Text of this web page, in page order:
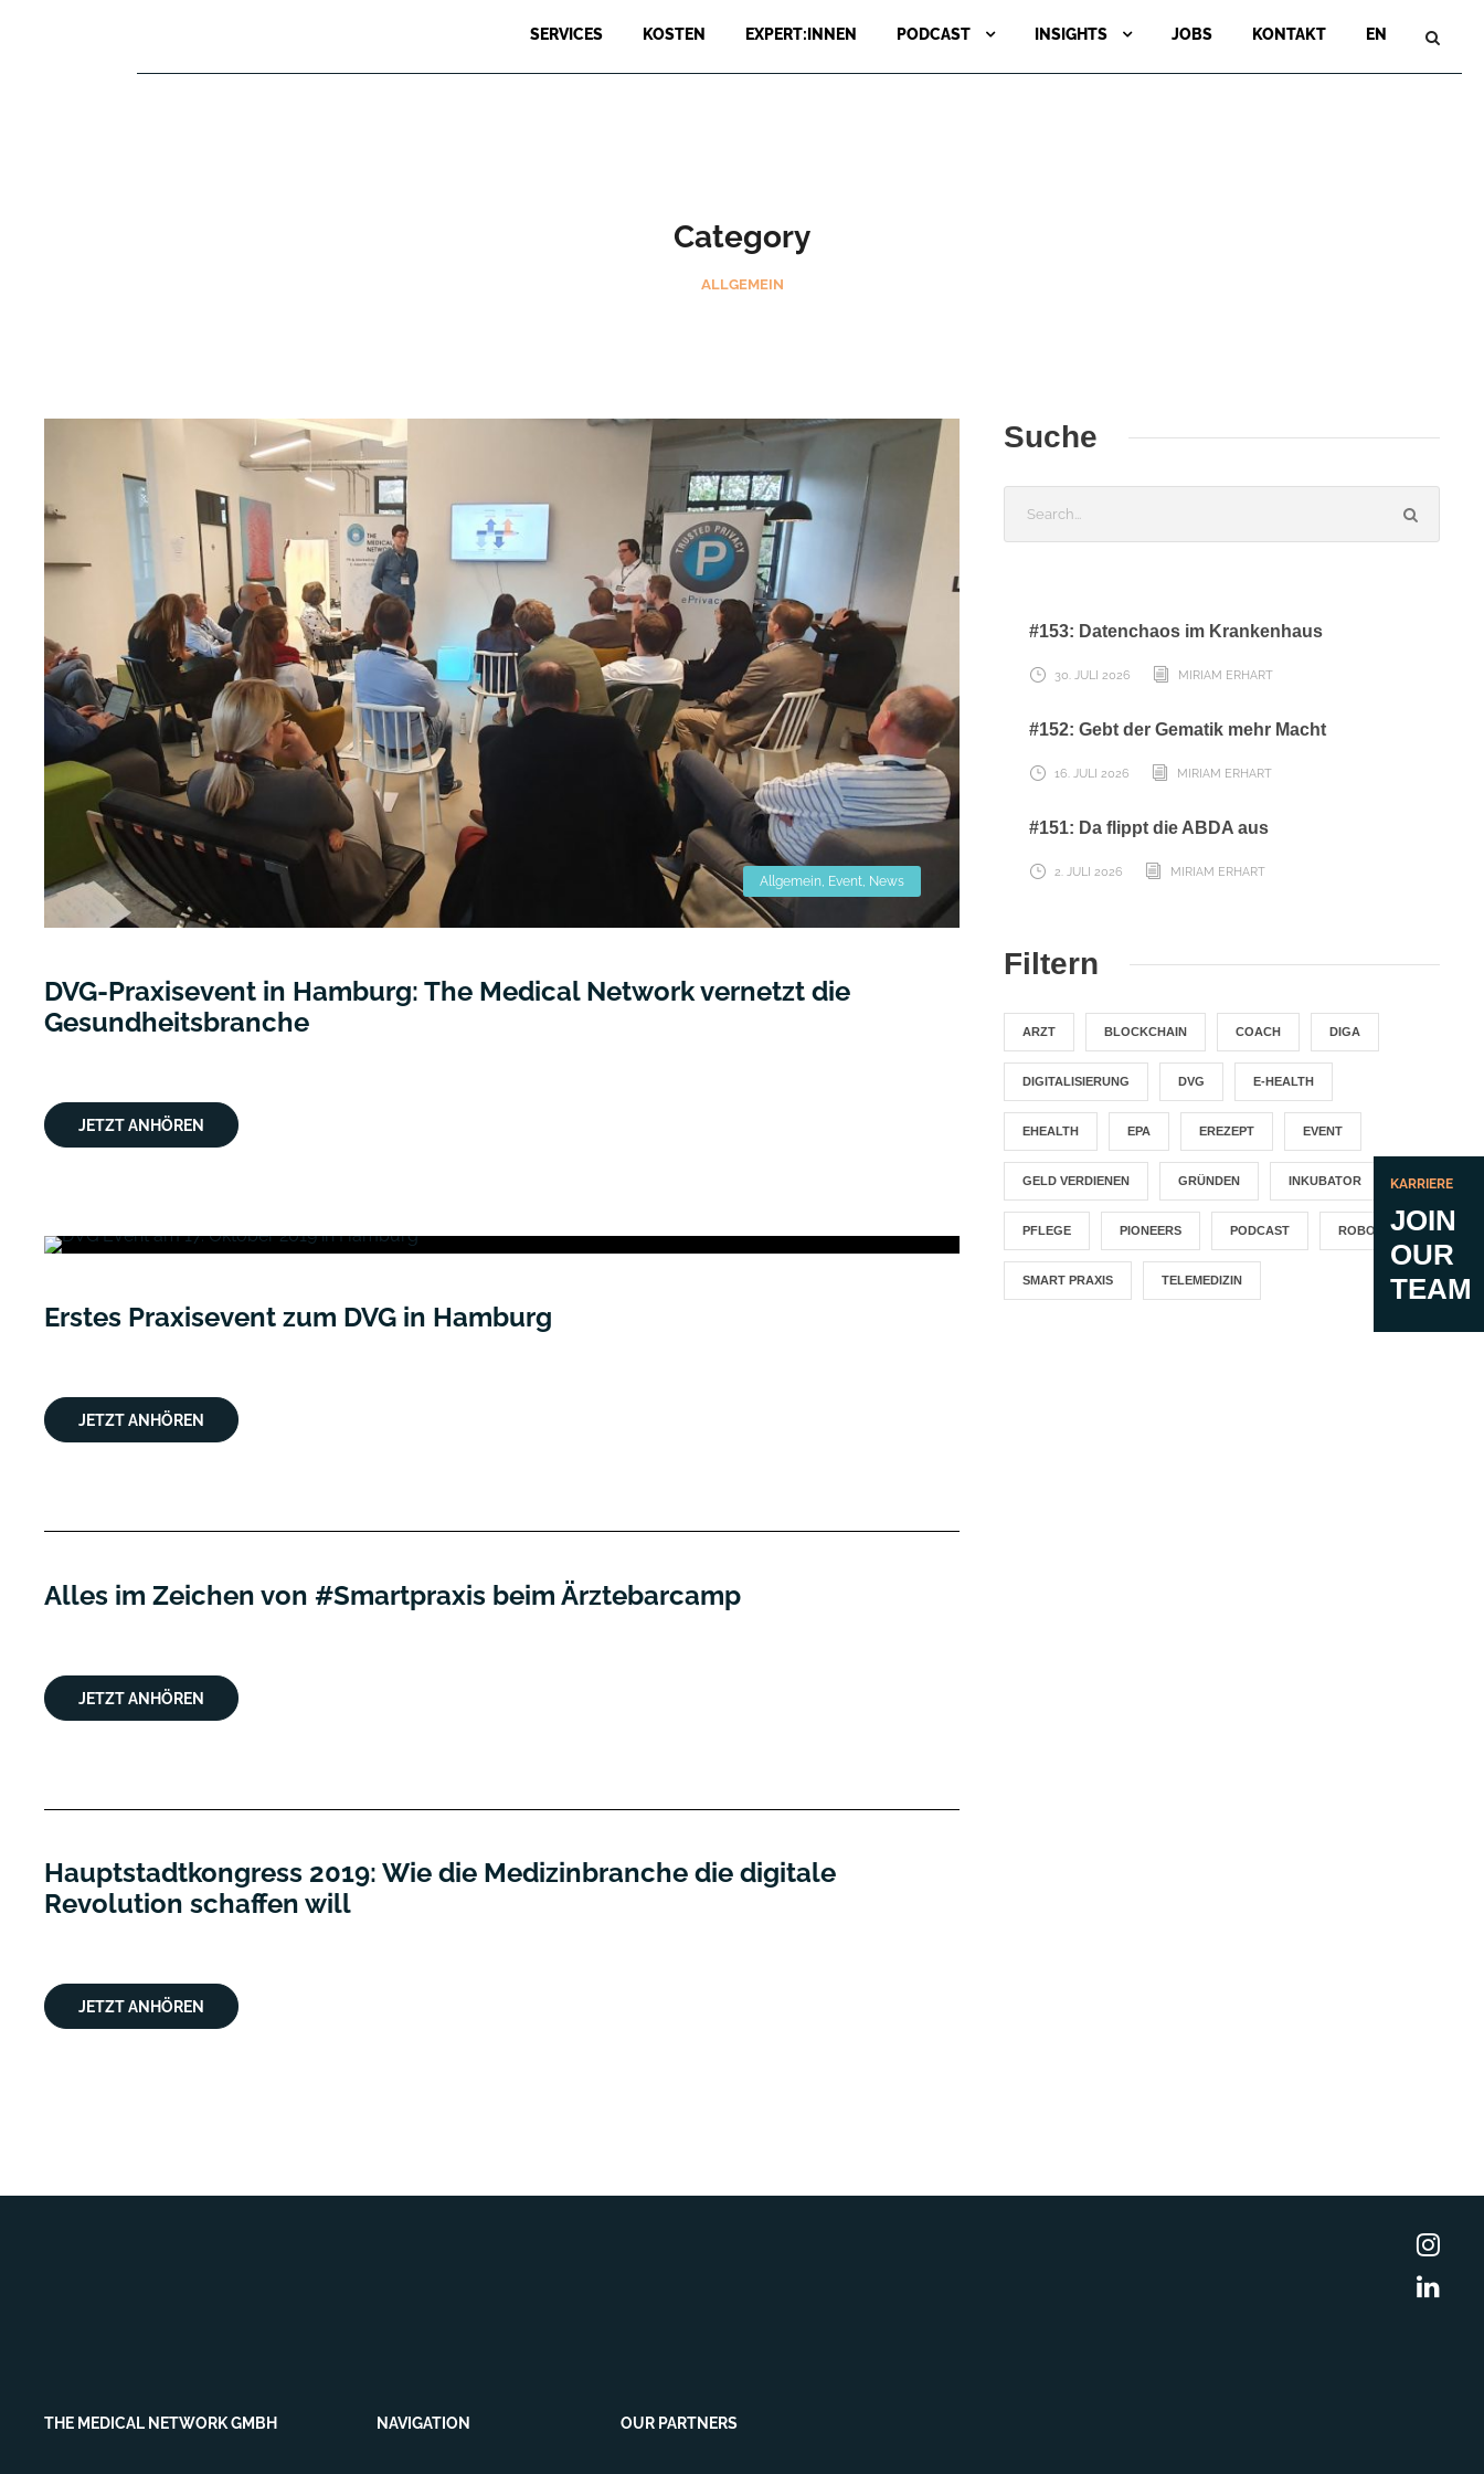
SERVICES KOSTEN EXPERT:INNEN PODCAST INSIGHTS JOBS KONTAKT EN
Category
ALLGEMEIN
Allgemein Event News
DVG-Praxisevent in Hamburg: The Medical Network vernetzt die
Gesundheitsbranche
JETZT ANHÖREN
Erstes Praxisevent zum DVG in Hamburg
JETZT ANHÖREN
Alles im Zeichen von #Smartpraxis beim Ärztebarcamp
JETZT ANHÖREN
Hauptstadtkongress 2019: Wie die Medizinbranche die digitale
Revolution schaffen will
JETZT ANHÖREN
Suche
#153: Datenchaos im Krankenhaus
30. JULI 2026 MIRIAM ERHART
#152: Gebt der Gematik mehr Macht
16. JULI 2026 MIRIAM ERHART
#151: Da flippt die ABDA aus
2. JULI 2026 MIRIAM ERHART
Filtern
ARZT BLOCKCHAIN COACH DIGA
DIGITALISIERUNG DVG E-HEALTH
EHEALTH EPA EREZEPT EVENT
GELD VERDIENEN GRÜNDEN INKUBATOR
PFLEGE PIONEERS PODCAST ROBOTICS
SMART PRAXIS TELEMEDIZIN
KARRIERE
JOIN
OUR
TEAM
THE MEDICAL NETWORK GMBH NAVIGATION OUR PARTNERS